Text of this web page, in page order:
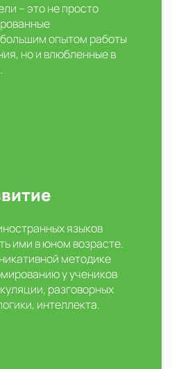
– это не просто
опытом работы
но и влюбленные в
языков
ими в юном возрасте.
методике
у учеников
разговорных
интеллекта.